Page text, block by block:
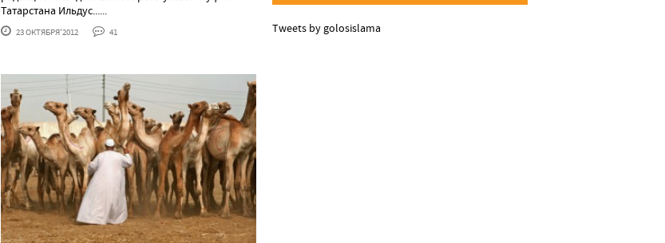
Татарстана Ильдус......
23 ОКТЯБРЯ'2012 41 Tweets by golosislama